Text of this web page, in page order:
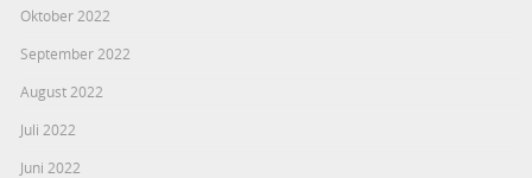
Oktober 2022
September 2022
August 2022
Juli 2022
Juni 2022